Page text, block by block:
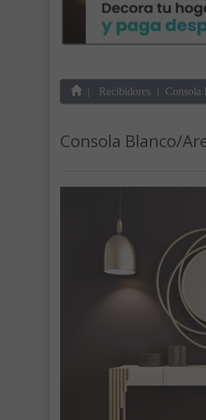
Recibidores Consola
Consola Blanco/